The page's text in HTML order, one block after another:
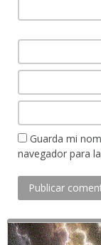
Guarda mi
navegador para